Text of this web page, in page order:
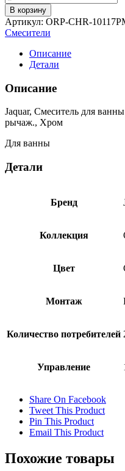
В корзину
Артикул: ORP-CHR-
Смесители
Описание
Детали
Описание
Jaquar, Смеситель для
рычаж., Хром
Для ванны
Детали
Бренд
Коллекция
Цвет
Монтаж
Количество потребителей
Управление
Share On Facebook
Tweet This Product
Pin This Product
Email This Product
Похожие товары